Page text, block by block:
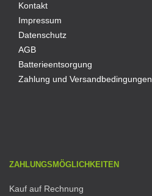
Kontakt
Impressum
Datenschutz
AGB
Batterieentsorgung
Zahlung und Versandbedingungen
ZAHLUNGSMÖGLICHKEITEN
Kauf auf Rechnung